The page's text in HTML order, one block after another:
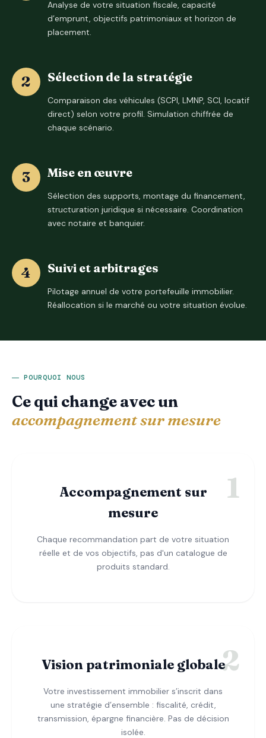
Analyse de votre situation fiscale, capacité
d’emprunt, objectifs patrimoniaux et horizon de
placement.
Sélection de la stratégie
Comparaison des véhicules (SCPI, LMNP, SCI, locatif
direct) selon votre profil. Simulation chiffrée de
chaque scénario.
Mise en œuvre
Sélection des supports, montage du financement,
structuration juridique si nécessaire. Coordination
avec notaire et banquier.
Suivi et arbitrages
Pilotage annuel de votre portefeuille immobilier.
Réallocation si le marché ou votre situation évolue.
POURQUOI NOUS
Ce qui change avec un
accompagnement sur mesure
Accompagnement sur
mesure
Chaque recommandation part de votre situation
réelle et de vos objectifs, pas d'un catalogue de
produits standard.
Vision patrimoniale globale
Votre investissement immobilier s’inscrit dans
une stratégie d’ensemble : fiscalité, crédit,
transmission, épargne financière. Pas de décision
isolée.